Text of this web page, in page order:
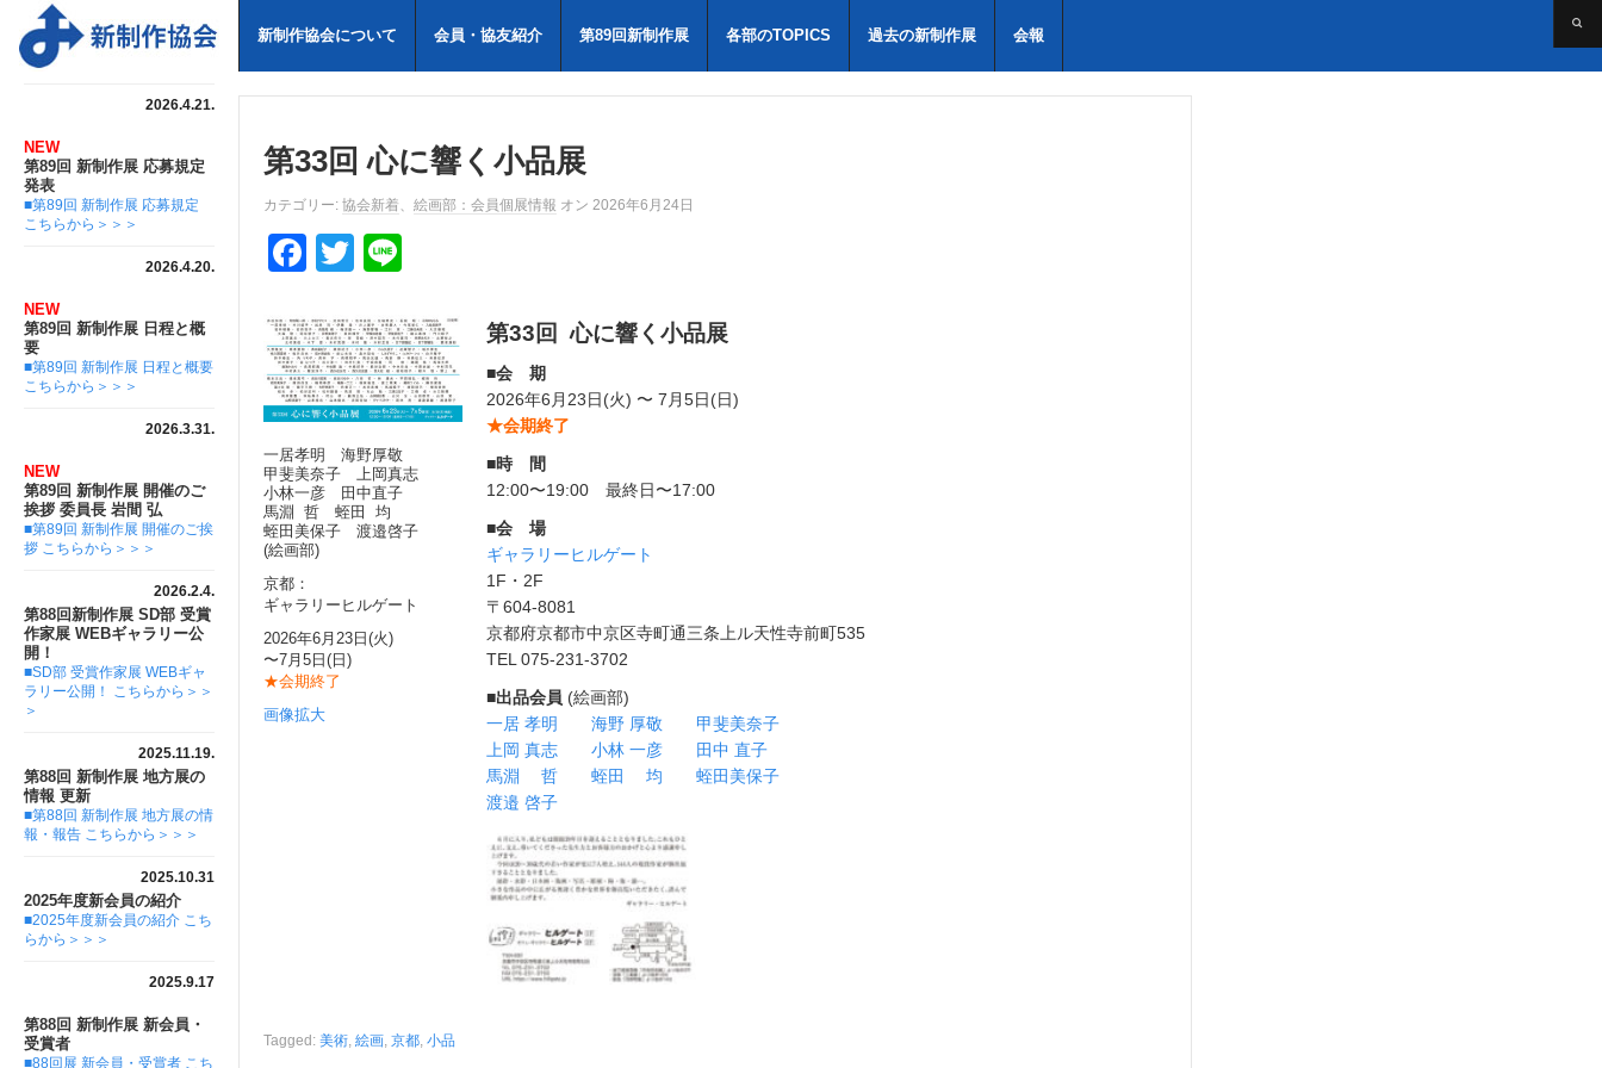
新制作協会について 会員・協友紹介 第89回新制作展 各部のTOPICS 過去の新制作展 会報
2026.4.21.
NEW
第89回 新制作展 応募規定
発表
■第89回 新制作展 応募規定
こちらから＞＞＞
2026.4.20.
NEW
第89回 新制作展 日程と概
要
■第89回 新制作展 日程と概要
こちらから＞＞＞
2026.3.31.
NEW
第89回 新制作展 開催のご
挨拶 委員長 岩間 弘
■第89回 新制作展 開催のご挨
拶 こちらから＞＞＞
2026.2.4.
第88回新制作展 SD部 受賞
作家展 WEBギャラリー公
開！
■SD部 受賞作家展 WEBギャ
ラリー公開！ こちらから＞＞
＞
2025.11.19.
第88回 新制作展 地方展の
情報 更新
■第88回 新制作展 地方展の情
報・報告 こちらから＞＞＞
2025.10.31
2025年度新会員の紹介
■2025年度新会員の紹介 こち
らから＞＞＞
2025.9.17
第88回 新制作展 新会員・
受賞者
■88回展 新会員・受賞者 こち
第33回 心に響く小品展
カテゴリー: 協会新着、 絵画部：会員個展情報 オン 2026年6月24日
F
c
e
b
o
o
k
T
tt
er
e
一居孝明 海野厚敬
甲斐美奈子 上岡真志
小林一彦 田中直子
馬淵 哲 蛭田 均
蛭田美保子 渡邉啓子
(絵画部)
京都：
ギャラリーヒルゲート
2026年6月23日(火)
〜7月5日(日)
★会期終了
画像拡大
第33回 心に響く小品展
■会 期
2026年6月23日(火) 〜 7月5日(日)
★会期終了
■時 間
12:00〜19:00 最終日〜17:00
■会 場
ギャラリーヒルゲート
1F・2F
〒604-8081
京都府京都市中京区寺町通三条上ル天性寺前町535
TEL 075-231-3702
■出品会員 (絵画部)
一居 孝明
海野 厚敬
甲斐美奈子
上岡 真志
小林 一彦
田中 直子
馬淵 哲
蛭田 均
蛭田美保子
渡邉 啓子
Tagged: 美術 絵画 京都 小品